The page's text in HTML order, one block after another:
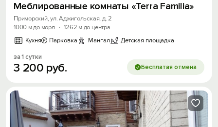
Меблированные комнаты «Terra Familia»
Приморский, ул. Аджигольская, д. 2
1000 м до моря
· 1262 м до центра
Кухня
Парковка Мангал Детская площадка
за 1 сутки
3 200 руб. Бесплатая отмена